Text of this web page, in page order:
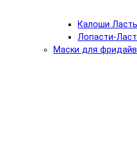
Калоши
Лопасти-
Маски для